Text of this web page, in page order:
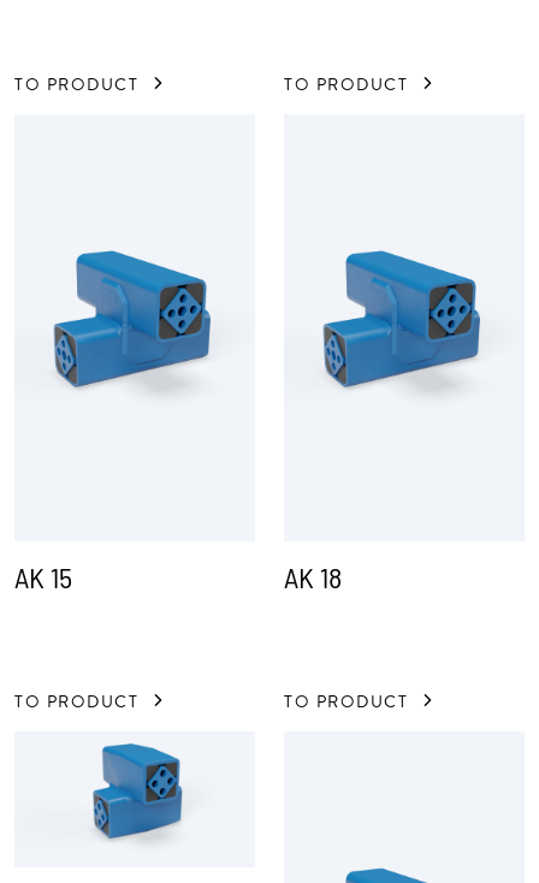
TO PRODUCT TO PRODUCT
AK 15
TO PRODUCT
AK 18
TO PRODUCT